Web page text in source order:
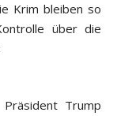
Krim bleiben so
über die
Trump